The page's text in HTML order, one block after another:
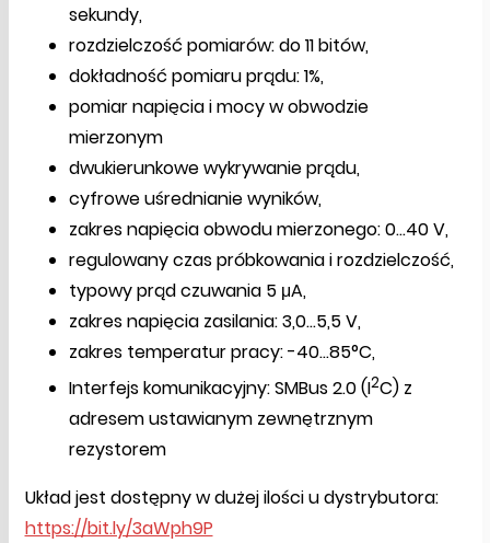
sekundy,
rozdzielczość pomiarów: do 11 bitów,
dokładność pomiaru prądu: 1%,
pomiar napięcia i mocy w obwodzie
mierzonym
dwukierunkowe wykrywanie prądu,
cyfrowe uśrednianie wyników,
zakres napięcia obwodu mierzonego: 0...40 V,
regulowany czas próbkowania i rozdzielczość,
typowy prąd czuwania 5 μA,
zakres napięcia zasilania: 3,0...5,5 V,
zakres temperatur pracy: -40...85°C,
Interfejs komunikacyjny: SMBus 2.0 (I2C) z
adresem ustawianym zewnętrznym
rezystorem
Układ jest dostępny w dużej ilości u dystrybutora:
https://bit.ly/3aWph9P